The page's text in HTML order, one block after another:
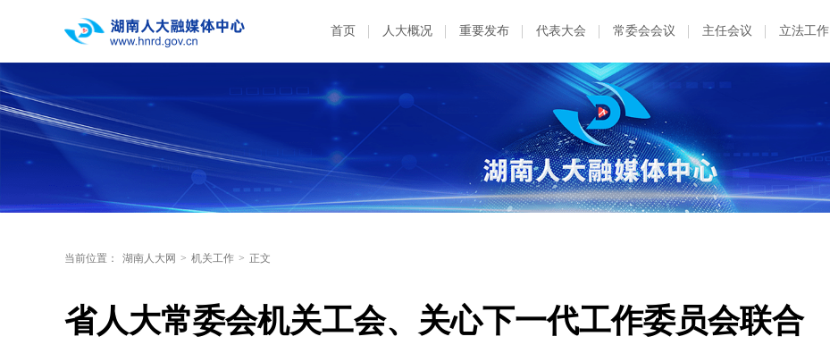
首页 人大概况 重要发布 代表大会 常委会会议 主任会议 立法工作
当前位置： 湖南人大网 > 机关工作 > 正文
省人大常委会机关工会、关心下一代工作委员会联合